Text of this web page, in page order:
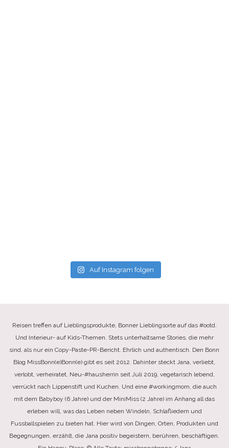
Auf Instagram folgen
Reisen treffen auf Lieblingsprodukte, Bonner Lieblingsorte auf das #ootd.
Und Interieur- auf Kids-Themen. Stets unterhaltsame Stories, die mehr
sind, als nur ein Copy-Paste-PR-Bericht. Ehrlich und authentisch. Den Bonn
Blog MissBonn(e)Bonn(e) gibt es seit 2012. Dahinter steckt Jana, verliebt,
verlobt, verheiratet, Neu-#hausherrin seit Juli 2019, vegetarisch lebend,
verrückt nach Lippenstift und Kuchen. Und eine #workingmom, die auch
mit dem Babyboy (6 Jahre) und der MiniMiss (2 Jahre) im Anhang all das
erleben will, was das Leben neben Windeln, Schlafliedern und
Fussballspielen zu bieten hat. Hier wird von Dingen, Orten, Produkten und
Begegnungen, erzählt, die Jana positiv begeistern, berühren, beschäftigen.